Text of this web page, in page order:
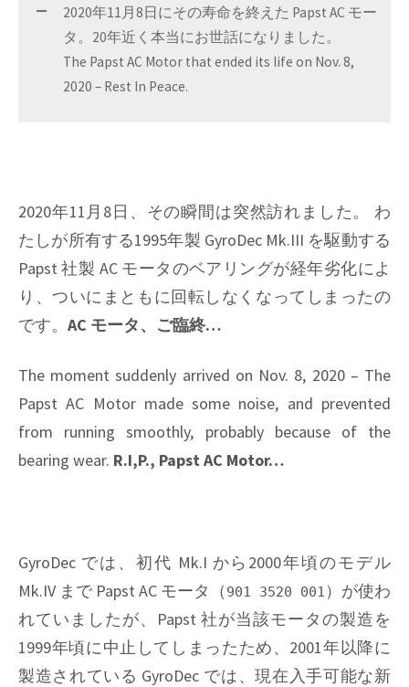
2020年11月8日にその寿命を終えた Papst AC モー
タ。20年近く本当にお世話になりました。
The Papst AC Motor that ended its life on Nov. 8,
2020 – Rest In Peace.
2020年11月8日、その瞬間は突然訪れました。 わ
たしが所有する1995年製 GyroDec Mk.III を駆動する
Papst 社製 AC モータのベアリングが経年劣化によ
り、ついにまともに回転しなくなってしまったの
です。 AC モータ、ご臨終…
The moment suddenly arrived on Nov. 8, 2020 – The
Papst AC Motor made some noise, and prevented
from running smoothly, probably because of the
bearing wear. R.I,P., Papst AC Motor…
GyroDec では、初代 Mk.I から2000年頃のモデル
Mk.IV まで Papst AC モータ（ 901 3520 001 ）が使わ
れていましたが、Papst 社が当該モータの製造を
1999年頃に中止してしまったため、2001年以降に
製造されている GyroDec では、現在入手可能な新